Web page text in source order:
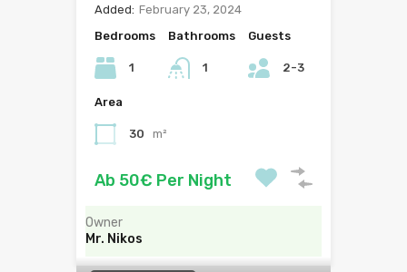
Added: February 23, 2024
Bedrooms
1
Bathrooms
1
Guests
2-3
Area
30 m²
Ab 50€ Per Night
Owner
Mr. Nikos